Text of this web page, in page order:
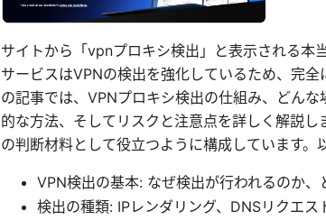
サイトから「vpnプロキシ検出」と表示される本
サービスはVPNの検出を強化しているため、完
の記事では、VPNプロキシ検出の仕組み、どん
的な方法、そしてリスクと注意点を詳しく解説
の判断材料として役立つように構成しています。
VPN検出の基本: なぜ検出が行われるのか
検出の種類: IPレンダリング、DNSリクエ